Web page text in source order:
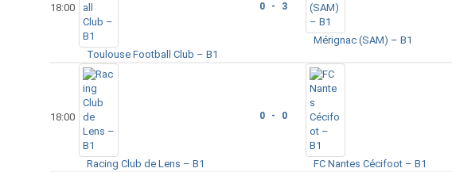
18:00
Toulouse Football Club – B1
0 - 3
Mérignac (SAM) – B1
18:00
Racing Club de Lens – B1
0 - 0
FC Nantes Cécifoot – B1